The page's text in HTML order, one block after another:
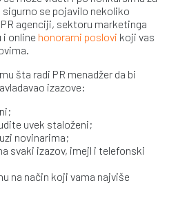
se pojavilo nekoliko
agenciji, sektoru marketinga
i online honorarni poslovi koji vas
šta radi PR menadžer da bi
izazove:
uvek staloženi;
novinarima;
svaki izazov, imejl i telefonski
na način koji vama najviše